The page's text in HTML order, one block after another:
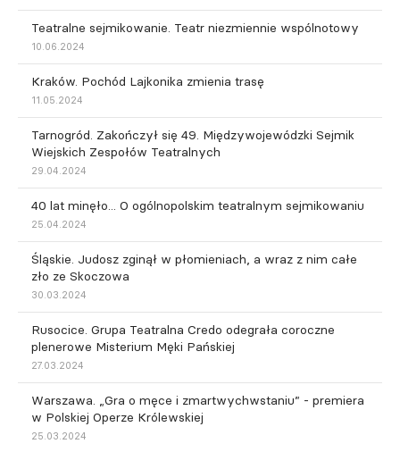
Teatralne sejmikowanie. Teatr niezmiennie wspólnotowy
10.06.2024
Kraków. Pochód Lajkonika zmienia trasę
11.05.2024
Tarnogród. Zakończył się 49. Międzywojewódzki Sejmik
Wiejskich Zespołów Teatralnych
29.04.2024
40 lat minęło... O ogólnopolskim teatralnym sejmikowaniu
25.04.2024
Śląskie. Judosz zginął w płomieniach, a wraz z nim całe
zło ze Skoczowa
30.03.2024
Rusocice. Grupa Teatralna Credo odegrała coroczne
plenerowe Misterium Męki Pańskiej
27.03.2024
Warszawa. „Gra o męce i zmartwychwstaniu” - premiera
w Polskiej Operze Królewskiej
25.03.2024